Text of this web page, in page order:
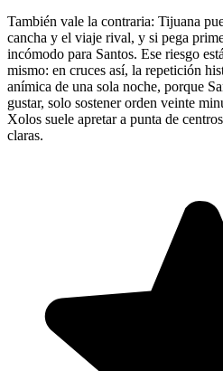
También vale la contraria: Tijuana
cancha y el viaje rival, y si pega
incómodo para Santos. Ese riesgo
mismo: en cruces así, la repetición
anímica de una sola noche, porque
gustar, solo sostener orden veinte
Xolos suele apretar a punta de
claras.